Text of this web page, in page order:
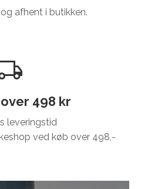
afhent i butikken.
498 kr
leveringstid
ved køb over 498,-